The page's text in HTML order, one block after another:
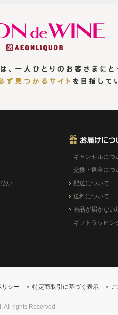
い
キャンセルにつ
交換・返金につ
配送について
送料について
商品が届かない
ギフトラッピン
シー 特定商取引に基づく表示
rights Reserved.